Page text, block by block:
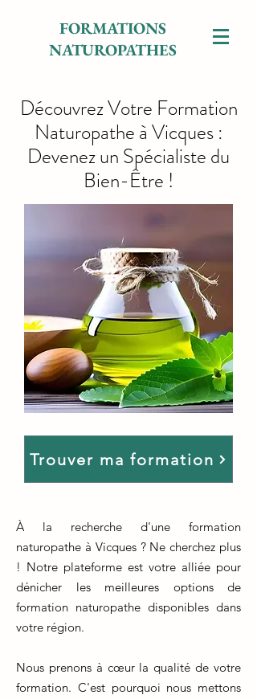
FORMATIONS
NATUROPATHES
Découvrez Votre Formation
Naturopathe à Vicques :
Devenez un Spécialiste du
Bien-Être !
Trouver ma formation
À la recherche d'une formation
naturopathe à Vicques ? Ne cherchez plus
! Notre plateforme est votre alliée pour
dénicher les meilleures options de
formation naturopathe disponibles dans
votre région.
Nous prenons à cœur la qualité de votre
formation. C'est pourquoi nous mettons